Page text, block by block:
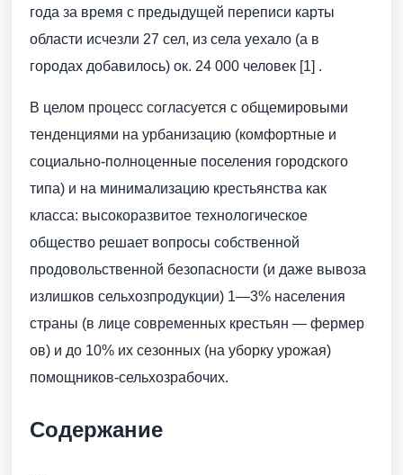
года за время с предыдущей переписи карты
области исчезли 27 сел, из села уехало (а в
городах добавилось) ок. 24 000 человек [1] .
В целом процесс согласуется с общемировыми
тенденциями на урбанизацию (комфортные и
социально-полноценные поселения городского
типа) и на минимализацию крестьянства как
класса: высокоразвитое технологическое
общество решает вопросы собственной
продовольственной безопасности (и даже вывоза
излишков сельхозпродукции) 1—3% населения
страны (в лице современных крестьян — фермер
ов) и до 10% их сезонных (на уборку урожая)
помощников-сельхозрабочих.
Содержание